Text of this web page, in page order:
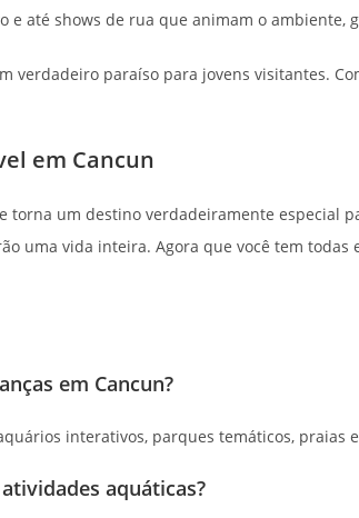
e até shows de rua que animam o
verdadeiro paraíso para jovens visitantes.
em Cancun
torna um destino verdadeiramente
uma vida inteira. Agora que você tem
em Cancun?
interativos, parques temáticos, praias
aquáticas?